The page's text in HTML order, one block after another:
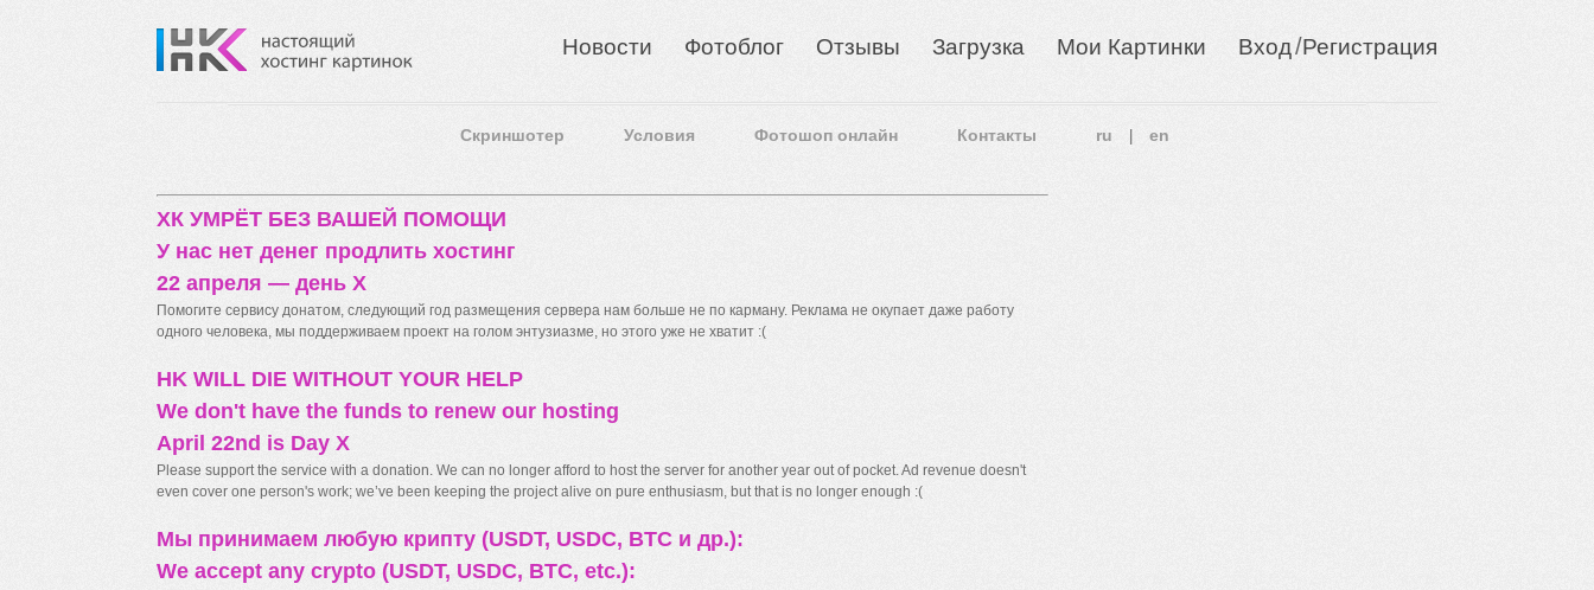
Новости Фотоблог Отзывы Загрузка Мои Картинки Вход/Регистрация
Скриншотер Условия Фотошоп онлайн Контакты ru en
ХК УМРЁТ БЕЗ ВАШЕЙ ПОМОЩИ
У нас нет денег продлить хостинг
22 апреля — день X
Помогите сервису донатом, следующий год размещения сервера нам больше не по карману. Реклама не окупает даже работу
одного человека, мы поддерживаем проект на голом энтузиазме, но этого уже не хватит :(
HK WILL DIE WITHOUT YOUR HELP
We don't have the funds to renew our hosting
April 22nd is Day X
Please support the service with a donation. We can no longer afford to host the server for another year out of pocket. Ad revenue doesn't
even cover one person's work; we’ve been keeping the project alive on pure enthusiasm, but that is no longer enough :(
Мы принимаем любую крипту (USDT, USDC, BTC и др.):
We accept any crypto (USDT, USDC, BTC, etc.):